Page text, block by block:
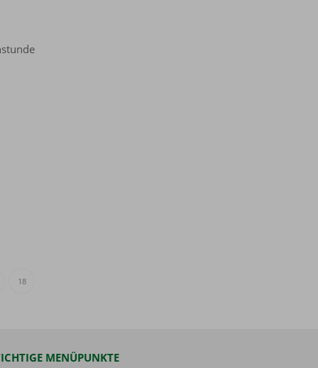
18
MENÜPUNKTE